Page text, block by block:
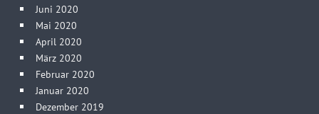
Juni 2020
Mai 2020
April 2020
März 2020
Februar 2020
Januar 2020
Dezember 2019